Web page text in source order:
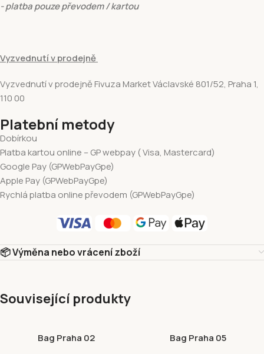
- platba pouze převodem / kartou
Vyzvednutí v prodejně
Vyzvednutí v prodejně Fivuza Market Václavské 801/52, Praha 1,
110 00
Platební metody
Dobírkou
Platba kartou online – GP webpay ( Visa, Mastercard)
Google Pay (GPWebPayGpe)
Apple Pay (GPWebPayGpe)
Rychlá platba online převodem (GPWebPayGpe)
📦 Výměna nebo vrácení zboží
Související produkty
Bag Praha 02
Bag Praha 05